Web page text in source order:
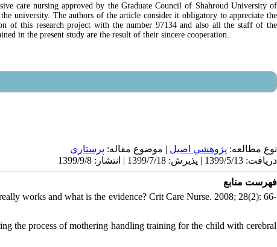
care nursing approved by the Graduate Council of Shahroud University of
university. The authors of the article consider it obligatory to appreciate the
of this research project with the number 97134 and also all the staff of the
in the present study are the result of their sincere cooperation.
نوع مطالعه: پژوهشي اصیل | موضوع مقاله: پرستاری
دریافت: 1399/5/13 | پذیرش: 1399/7/18 | انتشار: 1399/9/8
فهرست منابع
works and what is the evidence? Crit Care Nurse. 2008; 28(2): 66-
the process of mothering handling training for the child with cerebral